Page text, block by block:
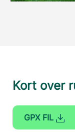
Kort over
GPX FIL